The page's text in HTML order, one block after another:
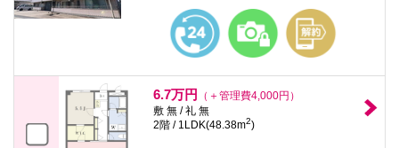
6.7万円
（＋管理費4,000円）
敷 無 / 礼 無
2階 / 1LDK(48.38m2)